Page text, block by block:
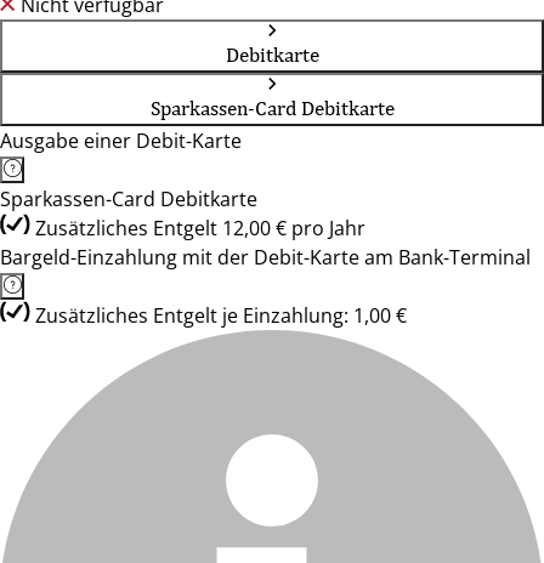
Debitkarte
Sparkassen-Card Debitkarte
Ausgabe einer Debit-Karte
Sparkassen-Card Debitkarte
Zusätzliches Entgelt 12,00 € pro Jahr
Bargeld-Einzahlung mit der Debit-Karte am Bank-Terminal
Zusätzliches Entgelt je Einzahlung: 1,00 €